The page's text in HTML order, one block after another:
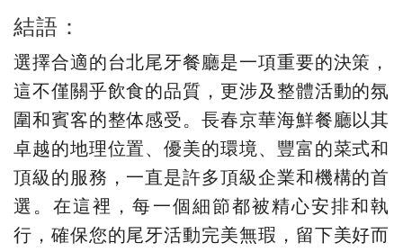
結語：
選擇合適的台北尾牙餐廳是一項重要的決策，
這不僅關乎飲食的品質，更涉及整體活動的氛
圍和賓客的整体感受。長春京華海鮮餐廳以其
卓越的地理位置、優美的環境、豐富的菜式和
頂級的服務，一直是許多頂級企業和機構的首
選。在這裡，每一個細節都被精心安排和執
行，確保您的尾牙活動完美無瑕，留下美好而